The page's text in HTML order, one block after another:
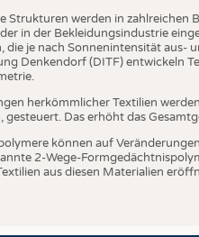
Strukturen werden in
in der Bekleidungsindustrie
die je nach Sonnenintensität aus-
Denkendorf (DITF) entwickeln
herkömmlicher Textilien
gesteuert. Das erhöht das
können auf
2-Wege-
aus diesen Materialien